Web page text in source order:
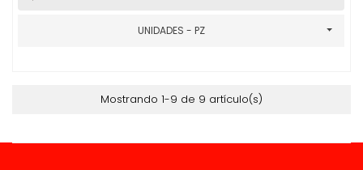
UNIDADES - PZ
Mostrando 1-9 de 9 artículo(s)